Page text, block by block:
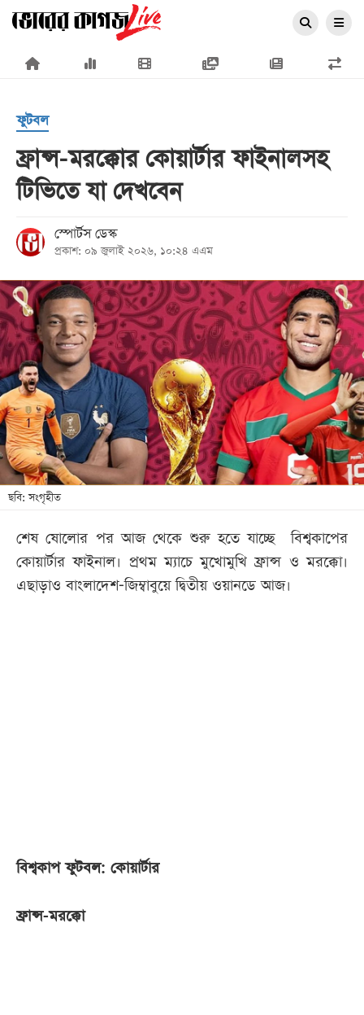
×
প্রচ্ছদ
জাতীয়
রাজনীতি
অর্থনীতি
আন্তর্জাতিক
সারাদেশ
খেলা
বিনোদন
লাইফ
স্টাইল
শিক্ষা
সব
বিভাগ
পেপার
ফুটবল
ফ্রান্স-মরক্কোর কোয়ার্টার ফাইনালসহ
টিভিতে যা দেখবেন
স্পোর্টস ডেস্ক
প্রকাশ: ০৯ জুলাই ২০২৬, ১০:২৪ এএম
ছবি: সংগৃহীত
শেষ ষোলোর পর আজ থেকে শুরু হতে যাচ্ছে বিশ্বকাপের
কোয়ার্টার ফাইনাল। প্রথম ম্যাচে মুখোমুখি ফ্রান্স ও মরক্কো।
এছাড়াও বাংলাদেশ-জিম্বাবুয়ে দ্বিতীয় ওয়ানডে আজ।
বিশ্বকাপ ফুটবল: কোয়ার্টার
ফ্রান্স-মরক্কো